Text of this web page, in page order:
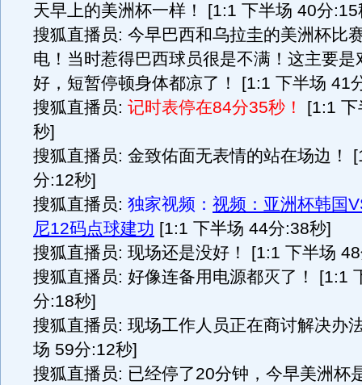
天早上的美洲杯一样！ [1:1 下半场 40分:15
搜狐直播员: 今早巴西和乌拉圭的美洲杯比
电！当时惹得巴西球员很是不满！这主要是
好，短暂停顿身体都凉了！ [1:1 下半场 41
搜狐直播员: 记时表停在84分35秒！
[1:1
秒]
搜狐直播员: 金致佑面无表情的站在场边！
分:12秒]
搜狐直播员: 独家视频： 视频：亚洲杯韩国
尼12码点球建功 [1:1 下半场 44分:38秒]
搜狐直播员: 现场还是没好！ [1:1 下半场
搜狐直播员: 好像连备用电源都灭了！ [1:1
分:18秒]
搜狐直播员: 现场工作人员正在商讨解决办
场 59分:12秒]
搜狐直播员: 已经停了20分钟，今早美洲杯